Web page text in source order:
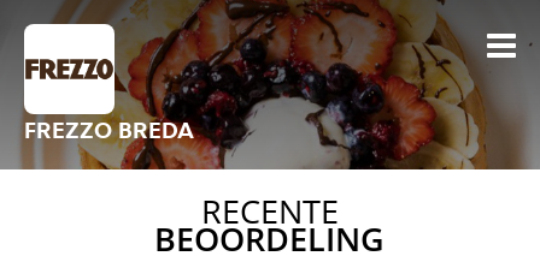
FREZZO BREDA
RECENTE
BEOORDELING